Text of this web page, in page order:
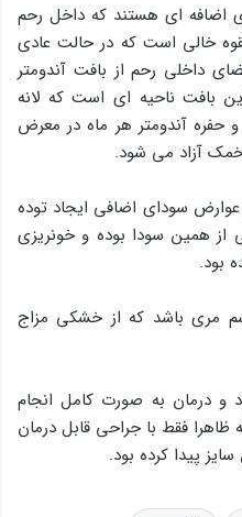
اضافه ای هستند که داخل رحم
خالی است که در حالت عادی
داخلی رحم از بافت آندومتر
ناحیه ای است که لانه
حفره آندومتر هر ماه در معرض
آزاد می شود.
سودای اضافی ایجاد توده
همین سودا بوده و خونریزی
بود.
مری باشد که از خشکی مزاج
و درمان به صورت کامل انجام
ظاهرا فقط با جراحی قابل درمان
پیدا کرده بود.